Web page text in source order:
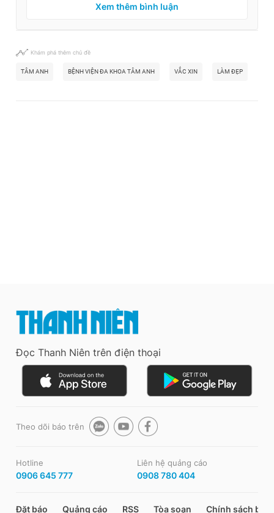
Xem thêm bình luận
Khám phá thêm chủ đề
TÂM ANH BỆNH VIỆN ĐA KHOA TÂM ANH VẮC XIN LÀM ĐẸP
Đọc Thanh Niên trên điện thoại
Theo dõi báo trên
Hotline
0906 645 777
Liên hệ quảng cáo
0908 780 404
Đặt báo Quảng cáo RSS Tòa soạn Chính sách bảo